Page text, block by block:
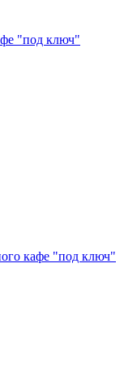
"под ключ"
кафе "под ключ"